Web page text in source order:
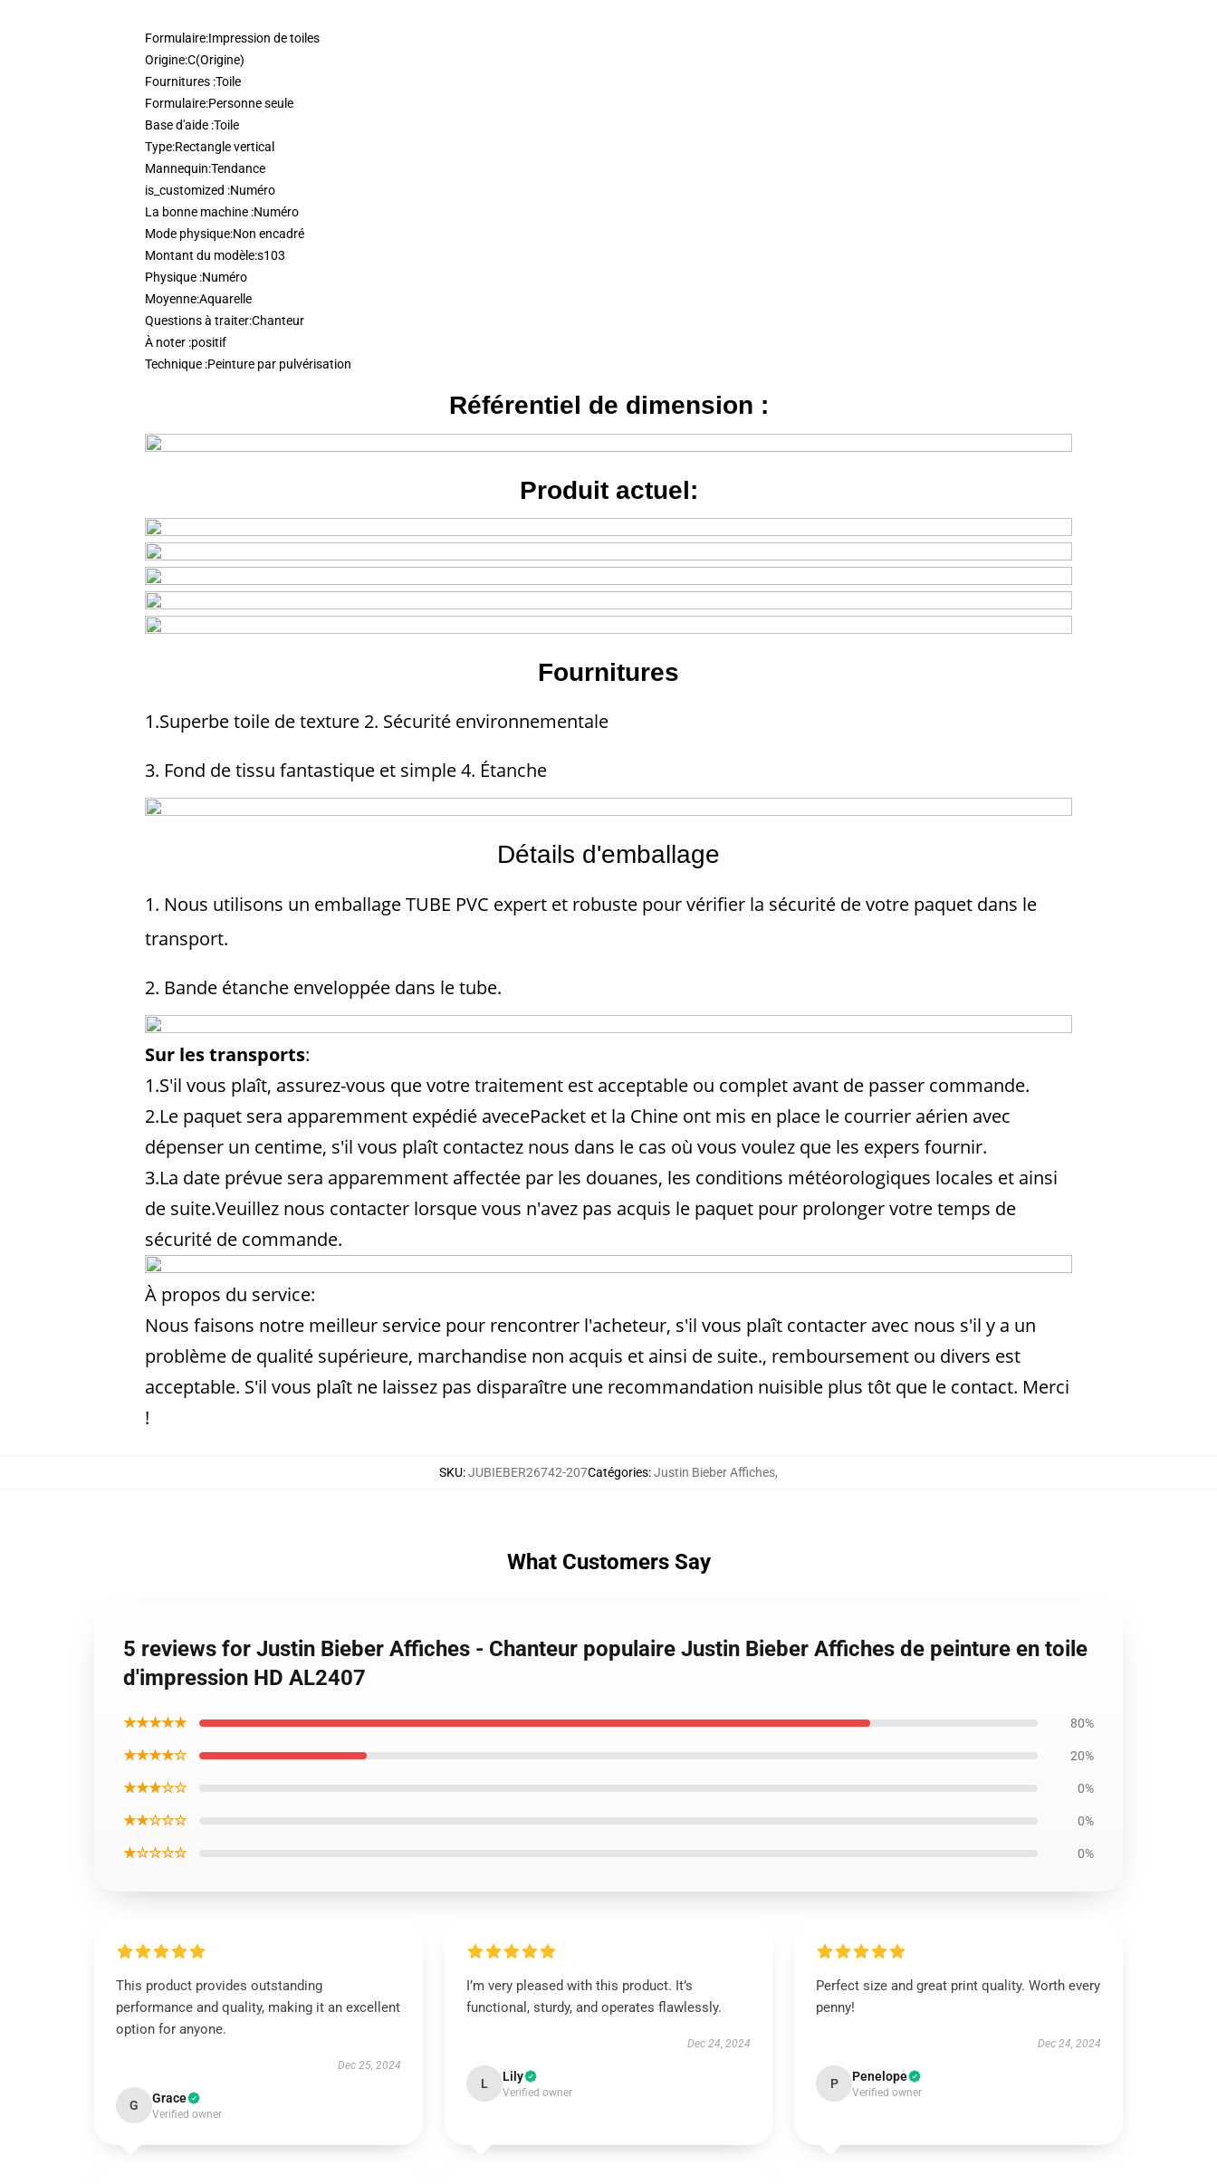
Formulaire:Impression de toiles
Origine:C(Origine)
Fournitures :Toile
Formulaire:Personne seule
Base d'aide :Toile
Type:Rectangle vertical
Mannequin:Tendance
is_customized :Numéro
La bonne machine :Numéro
Mode physique:Non encadré
Montant du modèle:s103
Physique :Numéro
Moyenne:Aquarelle
Questions à traiter:Chanteur
À noter :positif
Technique :Peinture par pulvérisation
Référentiel de dimension :
Produit actuel:
Fournitures
1.Superbe toile de texture 2. Sécurité environnementale
3. Fond de tissu fantastique et simple 4. Étanche
Détails d'emballage
1. Nous utilisons un emballage TUBE PVC expert et robuste pour vérifier la sécurité de votre paquet dans le
transport.
2. Bande étanche enveloppée dans le tube.
Sur les transports:
1.S'il vous plaît, assurez-vous que votre traitement est acceptable ou complet avant de passer commande.
2.Le paquet sera apparemment expédié avecePacket et la Chine ont mis en place le courrier aérien avec
dépenser un centime, s'il vous plaît contactez nous dans le cas où vous voulez que les expers fournir.
3.La date prévue sera apparemment affectée par les douanes, les conditions météorologiques locales et ainsi
de suite.Veuillez nous contacter lorsque vous n'avez pas acquis le paquet pour prolonger votre temps de
sécurité de commande.
À propos du service:
Nous faisons notre meilleur service pour rencontrer l'acheteur, s'il vous plaît contacter avec nous s'il y a un
problème de qualité supérieure, marchandise non acquis et ainsi de suite., remboursement ou divers est
acceptable. S'il vous plaît ne laissez pas disparaître une recommandation nuisible plus tôt que le contact. Merci
!
SKU:JUBIEBER26742-207Catégories:Justin Bieber Affiches,
What Customers Say
5 reviews for Justin Bieber Affiches - Chanteur populaire Justin Bieber Affiches de peinture en toile
d'impression HD AL2407
★★★★★ 80%
★★★★☆ 20%
★★★☆☆ 0%
★★☆☆☆ 0%
★☆☆☆☆ 0%
This product provides outstanding
performance and quality, making it an excellent
option for anyone.
Dec 25, 2024
G Grace
Verified owner
I’m very pleased with this product. It’s
functional, sturdy, and operates flawlessly.
Dec 24, 2024
L Lily
Verified owner
Perfect size and great print quality. Worth every
penny!
Dec 24, 2024
P Penelope
Verified owner